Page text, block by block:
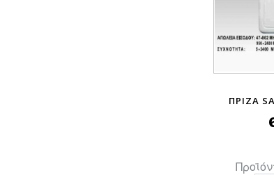
ΠΡΙΖΑ